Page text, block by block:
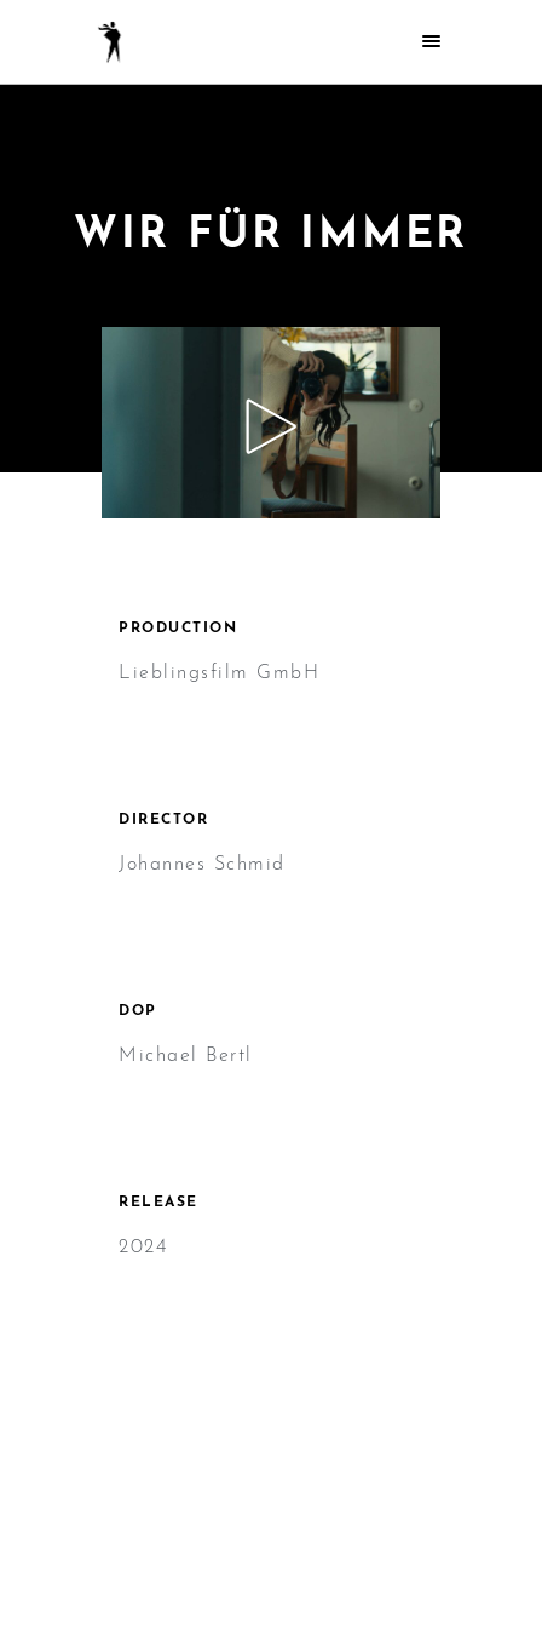
WIR FÜR IMMER
PRODUCTION
Lieblingsfilm GmbH
DIRECTOR
Johannes Schmid
DOP
Michael Bertl
RELEASE
2024